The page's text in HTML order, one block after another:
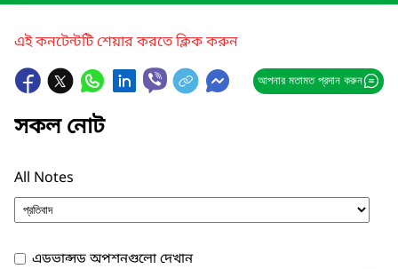
এই কনটেন্টটি শেয়ার করতে ক্লিক করুন
আপনার মতামত প্রদান করুন
সকল নোট
All Notes
এডভান্সড অপশনগুলো দেখান